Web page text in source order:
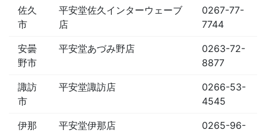
佐久
市
平安堂佐久インターウェーブ
店
0267-77-
7744
安曇
野市
平安堂あづみ野店
0263-72-
8877
諏訪
市
平安堂諏訪店
0266-53-
4545
伊那
平安堂伊那店
0265-96-